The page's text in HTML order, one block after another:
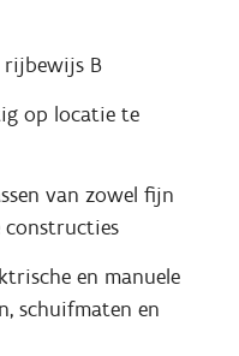
rijbewijs B
op locatie te
van zowel fijn
constructies
en manuele
schuifmaten en